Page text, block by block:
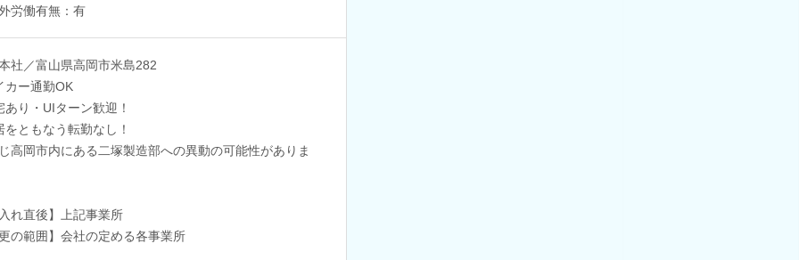
労働有無：有
社／富山県高岡市米島282
カー通勤OK
あり・UIターン歓迎！
をともなう転勤なし！
高岡市内にある二塚製造部への異動の可能性がありま
れ直後】上記事業所
の範囲】会社の定める各事業所